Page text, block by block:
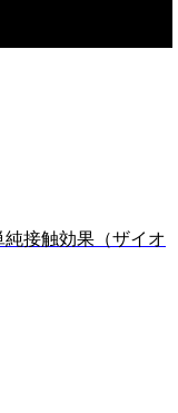
接触効果（ザイオ